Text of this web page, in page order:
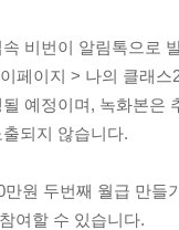
비번이 알림톡으로
페이지 > 나의 클래
예정이며, 녹화본은
되지 않습니다.
원 두번째 월급 만들
여할 수 있습니다.